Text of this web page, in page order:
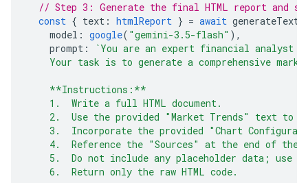
// Step 3: Generate the final HTML report and
const { text : htmlReport } = await generateText
model : google( "gemini-3.5-flash" ),
prompt :
`You are an expert financial analyst
Your task is to generate a comprehensive
    **Instructions:**
    1.  Write a full HTML document.
2.  Use the provided "Market Trends" text to
3.  Incorporate the provided "Chart
4.  Reference the "Sources" at the end of the
5.  Do not include any placeholder data; use
    6.  Return only the raw HTML code.